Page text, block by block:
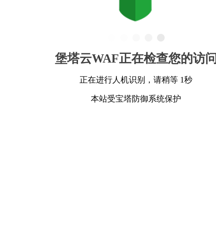
堡塔云WAF正在检查您的访问
正在进行人机识别，请稍等 1秒
本站受宝塔防御系统保护